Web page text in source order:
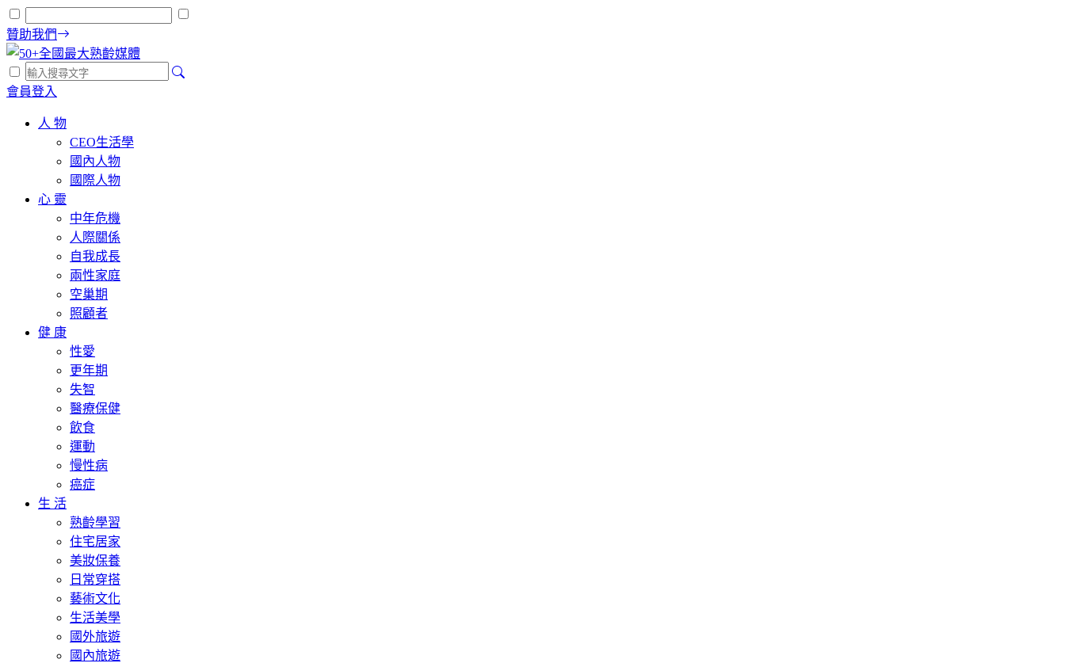
贊助我們
會員登入
人 物
CEO生活學
國內人物
國際人物
心 靈
中年危機
人際關係
自我成長
兩性家庭
空巢期
照顧者
健 康
性愛
更年期
失智
醫療保健
飲食
運動
慢性病
癌症
生 活
熟齡學習
住宅居家
美妝保養
日常穿搭
藝術文化
生活美學
國外旅遊
國內旅遊